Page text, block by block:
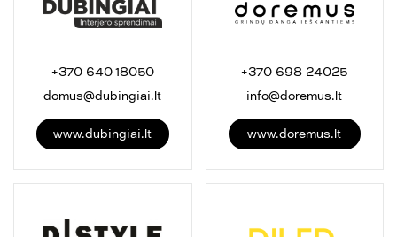
+370 640 18050
domus@dubingiai.lt
www.dubingiai.lt
+370 698 24025
info@doremus.lt
www.doremus.lt